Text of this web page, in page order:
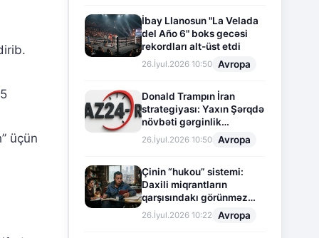
üçün
İbay Llanosun "La Velada
del Año 6" boks gecəsi
rekordları alt-üst etdi
26.İyul.2026 10:50 Avropa
Donald Trampın İran
strategiyası: Yaxın Şərqdə
növbəti gərginlik
mərhələsi
26.İyul.2026 10:50 Avropa
Çinin “hukou” sistemi:
Daxili miqrantların
qarşısındakı görünməz
sədd
26.İyul.2026 10:22 Avropa